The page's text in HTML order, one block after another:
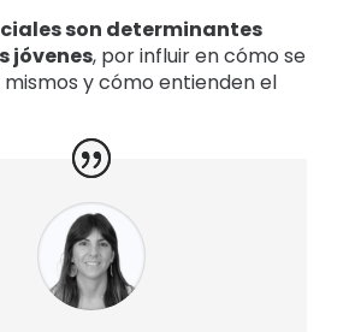
son determinantes
jóvenes, por influir en cómo se
y cómo entienden el